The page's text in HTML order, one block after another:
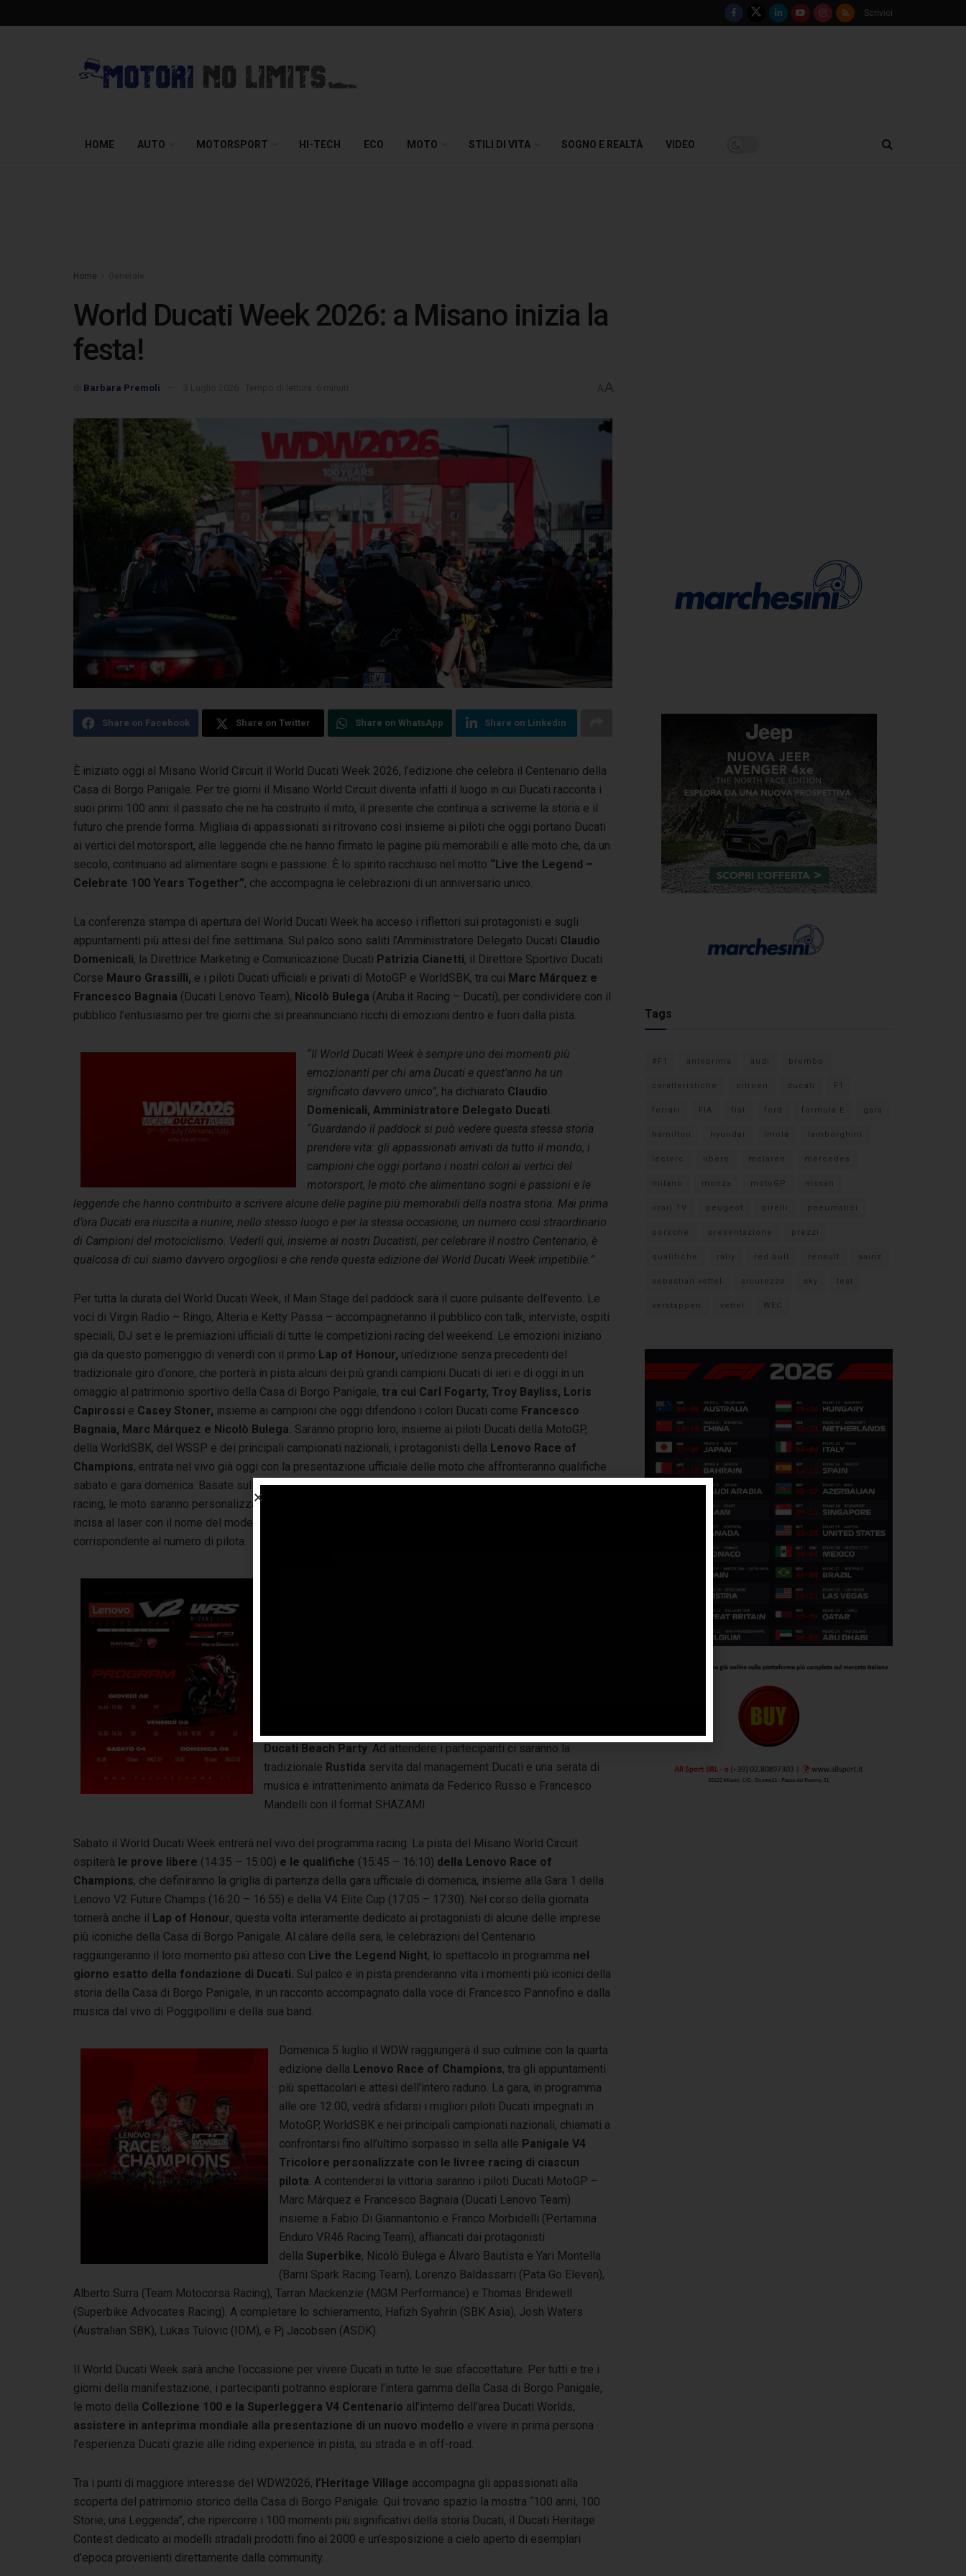
Scrivici
HOME AUTO MOTORSPORT HI-TECH ECO MOTO STILI DI VITA SOGNO E REALTÀ VIDEO
Home
World Ducati Week 2026: a Misano inizia la
festa!
Barbara Premoli A A
Share on Facebook Share on Twitter Share on WhatsApp Share on Linkedin
È iniziato oggi al Misano World Circuit il World Ducati Week 2026, l’edizione che celebra il Centenario della
Casa di Borgo Panigale. Per tre giorni il Misano World Circuit diventa infatti il luogo in cui Ducati racconta i
suoi primi 100 anni: il passato che ne ha costruito il mito, il presente che continua a scriverne la storia e il
futuro che prende forma. Migliaia di appassionati si ritrovano così insieme ai piloti che oggi portano Ducati
ai vertici del motorsport, alle leggende che ne hanno firmato le pagine più memorabili e alle moto che, da un
secolo, continuano ad alimentare sogni e passione. È lo spirito racchiuso nel motto “Live the Legend –
Celebrate 100 Years Together”, che accompagna le celebrazioni di un anniversario unico.
La conferenza stampa di apertura del World Ducati Week ha acceso i riflettori sui protagonisti e sugli
appuntamenti più attesi del fine settimana. Sul palco sono saliti l’Amministratore Delegato Ducati Claudio
Domenicali, la Direttrice Marketing e Comunicazione Ducati Patrizia Cianetti, il Direttore Sportivo Ducati
Corse Mauro Grassilli, e i piloti Ducati ufficiali e privati di MotoGP e WorldSBK, tra cui Marc Márquez e
Francesco Bagnaia (Ducati Lenovo Team), Nicolò Bulega (Aruba.it Racing – Ducati), per condividere con il
pubblico l’entusiasmo per tre giorni che si preannunciano ricchi di emozioni dentro e fuori dalla pista.
“Il World Ducati Week è sempre uno dei momenti più
emozionanti per chi ama Ducati e quest’anno ha un
significato davvero unico”, ha dichiarato Claudio
Domenicali, Amministratore Delegato Ducati
“Guardando il paddock si può vedere questa stessa storia
prendere vita: gli appassionati arrivati da tutto il mondo, i
campioni che oggi portano i nostri colori ai vertici del
motorsport, le moto che alimentano sogni e passioni e le
leggende che hanno contribuito a scrivere alcune delle pagine più memorabili della nostra storia. Mai prima
d’ora Ducati era riuscita a riunire, nello stesso luogo e per la stessa occasione, un numero così straordinario
di Campioni del motociclismo. Vederli qui, insieme ai nostri Ducatisti, per celebrare il nostro Centenario, è
qualcosa di cui siamo davvero orgogliosi e che rende questa edizione del World Ducati Week irripetibile.”
Per tutta la durata del World Ducati Week, il Main Stage del paddock sarà il cuore pulsante dell’evento. Le
voci di Virgin Radio – Ringo, Alteria e Ketty Passa – accompagneranno il pubblico con talk, interviste, ospiti
speciali, DJ set e le premiazioni ufficiali di tutte le competizioni racing del weekend. Le emozioni iniziano
già da questo pomeriggio di venerdì con il primo Lap of Honour, un’edizione senza precedenti del
tradizionale giro d’onore, che porterà in pista alcuni dei più grandi campioni Ducati di ieri e di oggi in un
omaggio al patrimonio sportivo della Casa di Borgo Panigale, tra cui Carl Fogarty, Troy Bayliss, Loris
Capirossi e Casey Stoner, insieme ai campioni che oggi difendono i colori Ducati come Francesco
Bagnaia, Marc Márquez e Nicolò Bulega. Saranno proprio loro, insieme ai piloti Ducati della MotoGP,
della WorldSBK, del WSSP e dei principali campionati nazionali, i protagonisti della Lenovo Race of
Champions, entrata nel vivo già oggi con la presentazione ufficiale delle moto che affronteranno qualifiche
sabato e gara domenica. Basate sulla prestigiosaPanigale V4 Tricoloree allestite in configurazione
racing, le moto saranno personalizzate con le livree dei rispettivi piloti e impreziosite dalla testa di sterzo
incisa al laser con il nome del modello, il logo del pilota e il numero progressivo dell’esemplare,
corrispondente al numero di pilota.
Ducati Beach Party . Ad attendere i partecipanti ci saranno la
tradizionale Rustida servita dal management Ducati e una serata di
musica e intrattenimento animata da Federico Russo e Francesco
Mandelli con il format SHAZAMI.
Sabato il World Ducati Week entrerà nel vivo del programma racing. La pista del Misano World Circuit
ospiterà le prove libere (14:35 – 15:00) e le qualifiche (15:45 – 16:10) della Lenovo Race of
Champions, che definiranno la griglia di partenza della gara ufficiale di domenica, insieme alla Gara 1 della
Lenovo V2 Future Champs (16:20 – 16:55) e della V4 Elite Cup (17:05 – 17:30). Nel corso della giornata
tornerà anche il Lap of Honour, questa volta interamente dedicato ai protagonisti di alcune delle imprese
più iconiche della Casa di Borgo Panigale. Al calare della sera, le celebrazioni del Centenario
raggiungeranno il loro momento più atteso con Live the Legend Night, lo spettacolo in programma nel
giorno esatto della fondazione di Ducati. Sul palco e in pista prenderanno vita i momenti più iconici della
storia della Casa di Borgo Panigale, in un racconto accompagnato dalla voce di Francesco Pannofino e dalla
musica dal vivo di Poggipollini e della sua band.
Domenica 5 luglio il WDW raggiungerà il suo culmine con la quarta
edizione della Lenovo Race of Champions, tra gli appuntamenti
più spettacolari e attesi dell’intero raduno. La gara, in programma
alle ore 12:00, vedrà sfidarsi i migliori piloti Ducati impegnati in
MotoGP, WorldSBK e nei principali campionati nazionali, chiamati a
confrontarsi fino all’ultimo sorpasso in sella alle Panigale V4
Tricolore personalizzate con le livree racing di ciascun
pilota . A contendersi la vittoria saranno i piloti Ducati MotoGP –
Marc Márquez e Francesco Bagnaia (Ducati Lenovo Team)
insieme a Fabio Di Giannantonio e Franco Morbidelli (Pertamina
Enduro VR46 Racing Team), affiancati dai protagonisti
della Superbike, Nicolò Bulega e Álvaro Bautista e Yari Montella
(Barni Spark Racing Team), Lorenzo Baldassarri (Pata Go Eleven),
Alberto Surra (Team Motocorsa Racing), Tarran Mackenzie (MGM Performance) e Thomas Bridewell
(Superbike Advocates Racing). A completare lo schieramento, Hafizh Syahrin (SBK Asia), Josh Waters
(Australian SBK), Lukas Tulovic (IDM), e Pj Jacobsen (ASDK).
Il World Ducati Week sarà anche l’occasione per vivere Ducati in tutte le sue sfaccettature. Per tutti e tre i
giorni della manifestazione, i partecipanti potranno esplorare l’intera gamma della Casa di Borgo Panigale,
le moto della Collezione 100 e la Superleggera V4 Centenario all’interno dell’area Ducati Worlds,
assistere in anteprima mondiale alla presentazione di un nuovo modello e vivere in prima persona
l’esperienza Ducati grazie alle riding experience in pista, su strada e in off-road.
Tra i punti di maggiore interesse del WDW2026, l’Heritage Village accompagna gli appassionati alla
scoperta del patrimonio storico della Casa di Borgo Panigale. Qui trovano spazio la mostra “100 anni, 100
Storie, una Leggenda”, che ripercorre i 100 momenti più significativi della storia Ducati, il Ducati Heritage
Contest dedicato ai modelli stradali prodotti fino al 2000 e un’esposizione a cielo aperto di esemplari
d’epoca provenienti direttamente dalla community.
Tags
#F1 anteprima audi brembo
caratteristiche citroen ducati F1
ferrari FIA fiat ford formula E gara
hamilton hyundai imola lamborghini
leclerc libere mclaren mercedes
milano monza motoGP nissan
orari TV peugeot pirelli pneumatici
porsche presentazione prezzi
qualifiche rally red bull renault sainz
sebastian vettel sicurezza sky test
verstappen vettel WEC